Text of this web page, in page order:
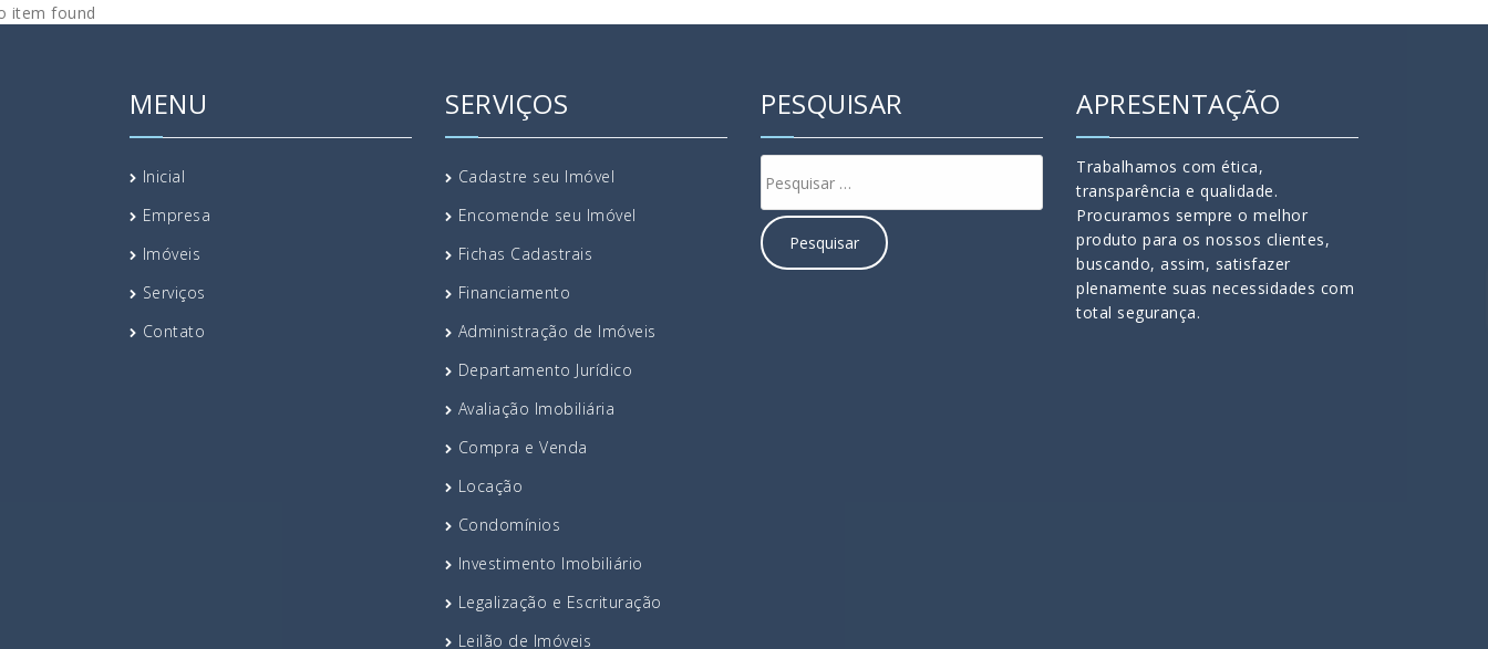
item found
MENU
Inicial
Empresa
Imóveis
Serviços
Contato
SERVIÇOS
Cadastre seu Imóvel
Encomende seu Imóvel
Fichas Cadastrais
Financiamento
Administração de Imóveis
Departamento Jurídico
Avaliação Imobiliária
Compra e Venda
Locação
Condomínios
Investimento Imobiliário
Legalização e Escrituração
Leilão de Imóveis
PESQUISAR APRESENTAÇÃO
Trabalhamos com ética,
transparência e qualidade.
Procuramos sempre o melhor
produto para os nossos clientes,
buscando, assim, satisfazer
plenamente suas necessidades com
total segurança.